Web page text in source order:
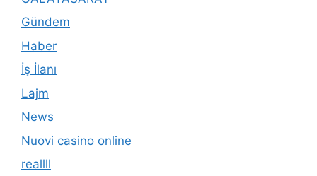
Gündem
Haber
İş İlanı
Lajm
News
Nuovi casino online
reallll